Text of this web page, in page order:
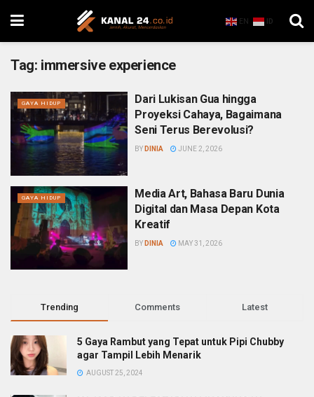
EN ID
Tag: immersive experience
GAYA HIDUP
Dari Lukisan Gua hingga
Proyeksi Cahaya, Bagaimana
Seni Terus Berevolusi?
BY DINIA JUNE 2, 2026
GAYA HIDUP
Media Art, Bahasa Baru Dunia
Digital dan Masa Depan Kota
Kreatif
BY DINIA MAY 31, 2026
Trending Comments Latest
5 Gaya Rambut yang Tepat untuk Pipi Chubby
agar Tampil Lebih Menarik
AUGUST 25, 2024